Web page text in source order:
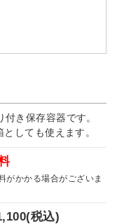
き保存容器です。
しても使えます。
かかる場合がございま
(税込)